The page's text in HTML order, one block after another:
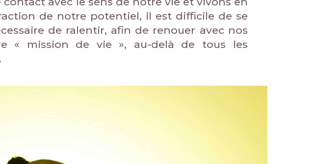
de notre potentiel, il est difficile de se
de ralentir, afin de renouer avec nos
« mission de vie », au-delà de tous les